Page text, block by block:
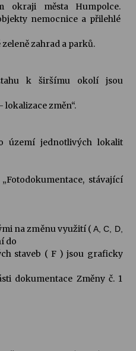
okraji města Humpolce.
nemocnice a přilehlé
zahrad a parků.
k širšímu okolí jsou
lokalizace změn“.
území jednotlivých lokalit
stávající
na změnu využití (A, C, D,
do
staveb ( F ) jsou graficky
dokumentace Změny č. 1